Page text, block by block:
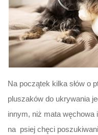
Na początek kilka słów o
pluszaków do ukrywania
innym, niż mata węchowa
na psiej chęci